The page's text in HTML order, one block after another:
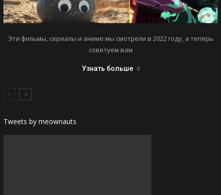
Эти фильмы, сериалы и аниме мы смотрели в 2022 году, а теперь
советуем вам
Узнать больше
Tweets by meownauts